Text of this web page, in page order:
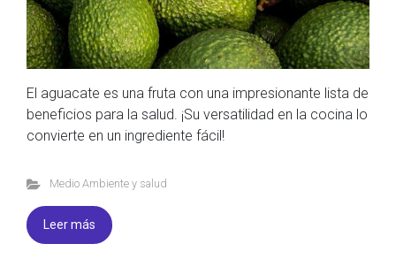
El aguacate es una fruta con una impresionante lista de
beneficios para la salud. ¡Su versatilidad en la cocina lo
convierte en un ingrediente fácil!
Medio Ambiente y salud
Leer más